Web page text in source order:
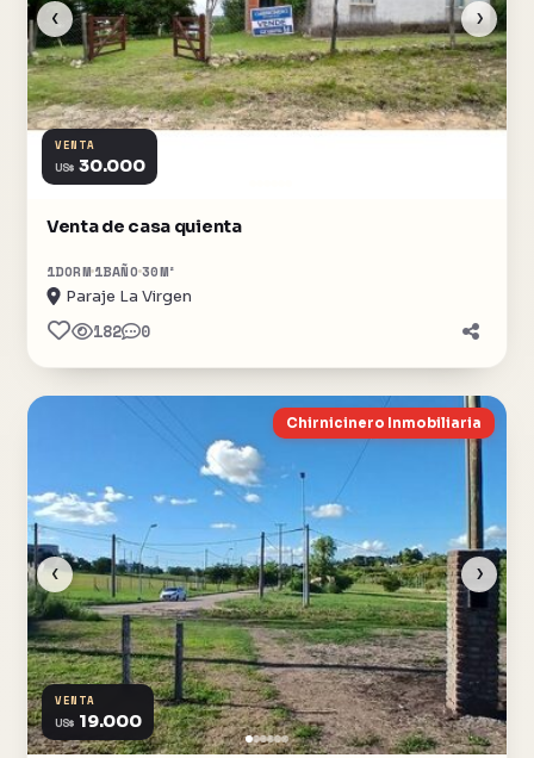
‹ ›
VENTA
US$ 30.000
Venta de casa quienta
1DORM 1BAÑO30M²
Paraje La Virgen
182 0
‹ ›
Chirnicinero Inmobiliaria
VENTA
US$ 19.000